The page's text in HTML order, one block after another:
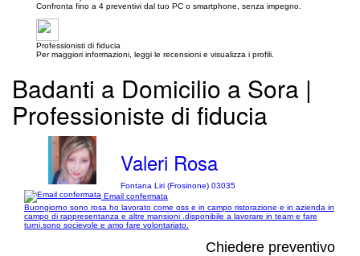
Confronta fino a 4 preventivi dal tuo PC o smartphone, senza impegno.
Professionisti di fiducia
Per maggiori informazioni, leggi le recensioni e visualizza i profili.
Badanti a Domicilio a Sora |
Professioniste di fiducia
Valeri Rosa
Fontana Liri (Frosinone) 03035
Email confermata
Buongiorno sono rosa ho lavorato come oss e in campo ristorazione e in azienda in
campo di rappresentanza e altre mansioni .disponibile a lavorare in team e fare
turni.sono socievole e amo fare volontariato.
Chiedere preventivo